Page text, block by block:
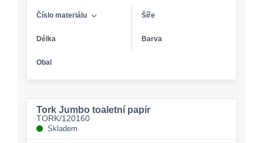
Číslo materiálu Šíře
Délka Barva
Obal
Tork Jumbo toaletní papír
TORK/120160
Skladem